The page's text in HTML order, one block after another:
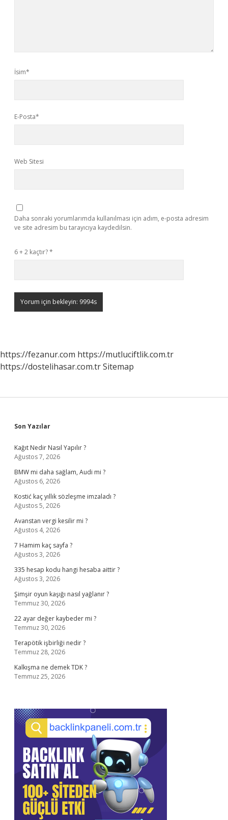
İsim*
E-Posta*
Web Sitesi
Daha sonraki yorumlarımda kullanılması için adım, e-posta adresim
ve site adresim bu tarayıcıya kaydedilsin.
6 + 2 kaçtır?*
https://fezanur.com https://mutluciftlik.com.tr
https://dostelihasar.com.trSitemap
Sidebar
Son Yazılar
Kağıt Nedir Nasıl Yapılır ?
Ağustos 7, 2026
BMW mi daha sağlam, Audi mi ?
Ağustos 6, 2026
Kostić kaç yıllık sözleşme imzaladı ?
Ağustos 5, 2026
Avanstan vergi kesilir mi ?
Ağustos 4, 2026
7 Hamim kaç sayfa ?
Ağustos 3, 2026
335 hesap kodu hangi hesaba aittir ?
Ağustos 3, 2026
Şimşir oyun kaşığı nasıl yağlanır ?
Temmuz 30, 2026
22 ayar değer kaybeder mi ?
Temmuz 30, 2026
Terapötik işbirliği nedir ?
Temmuz 28, 2026
Kalkışma ne demek TDK ?
Temmuz 25, 2026